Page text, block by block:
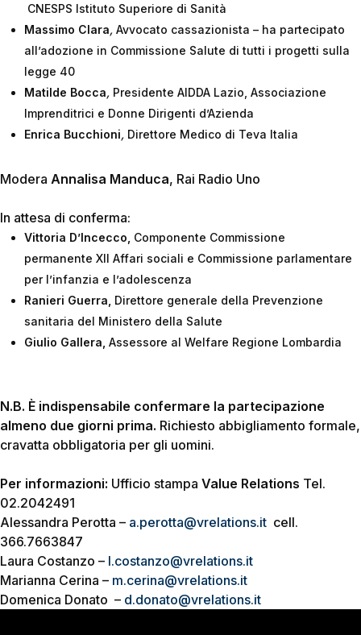
CNESPS Istituto Superiore di Sanità
Massimo Clara, Avvocato cassazionista – ha partecipato
all’adozione in Commissione Salute di tutti i progetti sulla
legge 40
Matilde Bocca, Presidente AIDDA Lazio, Associazione
Imprenditrici e Donne Dirigenti d’Azienda
Enrica Bucchioni, Direttore Medico di Teva Italia
Modera Annalisa Manduca, Rai Radio Uno
In attesa di conferma:
Vittoria D’Incecco Componente Commissione
permanente XII Affari sociali e Commissione parlamentare
per l’infanzia e l’adolescenza
Ranieri Guerra Direttore generale della Prevenzione
sanitaria del Ministero della Salute
Giulio Gallera Assessore al Welfare Regione Lombardia
N.B. È indispensabile confermare la partecipazione
almeno due giorni prima. Richiesto abbigliamento formale,
cravatta obbligatoria per gli uomini.
Per informazioni: Ufficio stampa Value Relations Tel.
02.2042491
Alessandra Perotta – a.perotta@vrelations.it cell.
366.7663847
Laura Costanzo – l.costanzo@vrelations.it
Marianna Cerina – m.cerina@vrelations.it
Domenica Donato – d.donato@vrelations.it